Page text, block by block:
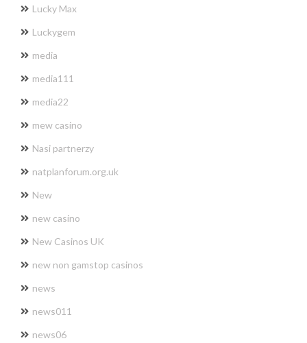
Lucky Max
Luckygem
media
media111
media22
mew casino
Nasi partnerzy
natplanforum.org.uk
New
new casino
New Casinos UK
new non gamstop casinos
news
news011
news06